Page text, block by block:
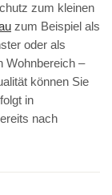
zum kleinen
zum Beispiel als
oder als
Wohnbereich –
können Sie
in
nach